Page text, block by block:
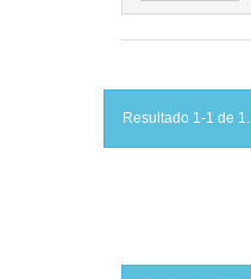
Resultado 1-1 de 1.